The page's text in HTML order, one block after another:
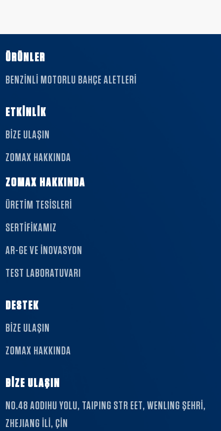
ÜRÜNLER
BENZINLI MOTORLU BAHÇE ALETLERI
ETKİNLİK
BIZE ULAŞIN
ZOMAX HAKKINDA
ZOMAX HAKKINDA
ÜRETİM TESİSLERİ
SERTİFİKAMIZ
AR-GE VE İNOVASYON
TEST LABORATUVARI
DESTEK
BIZE ULAŞIN
ZOMAX HAKKINDA
BİZE ULAŞIN
NO.48 AODIHU YOLU, TAIPING STR EET, WENLING ŞEHRİ,
ZHEJIANG İLİ, ÇİN